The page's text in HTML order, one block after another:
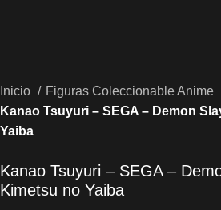
Inicio Figuras Coleccionable Anime
Kanao Tsuyuri – SEGA – Demon
Yaiba
Kanao Tsuyuri – SEGA –
Kimetsu no Yaiba